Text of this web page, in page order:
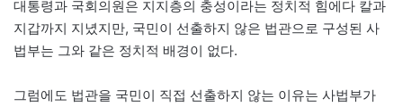
대통령과 국회의원은 지지층의 충성이라는 정치적 힘에다 칼과
지갑까지 지녔지만, 국민이 선출하지 않은 법관으로 구성된 사
법부는 그와 같은 정치적 배경이 없다.
그럼에도 법관을 국민이 직접 선출하지 않는 이유는 사법부가